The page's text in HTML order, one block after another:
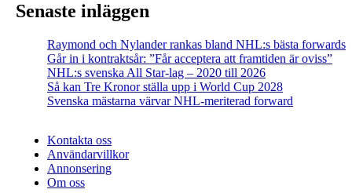
Senaste inläggen
Raymond och Nylander rankas bland NHL:s bästa forwards
Går in i kontraktsår: ”Får acceptera att framtiden är oviss”
NHL:s svenska All Star-lag – 2020 till 2026
Så kan Tre Kronor ställa upp i World Cup 2028
Svenska mästarna värvar NHL-meriterad forward
Kontakta oss
Användarvillkor
Annonsering
Om oss